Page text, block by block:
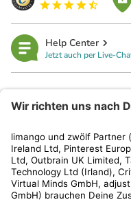
Help Center
Jetzt auch per Live-
Kundenservice
Shop